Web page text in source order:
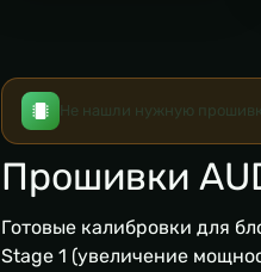
Не нашли нужную
Прошивки
Готовые калибровки для
Stage 1 (увеличение